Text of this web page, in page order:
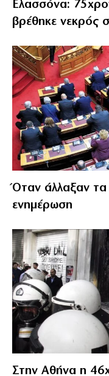
Ελασσόνα:
βρέθηκε νεκρός
Όταν άλλαξαν
ενημέρωση
Στην Αθήνα η